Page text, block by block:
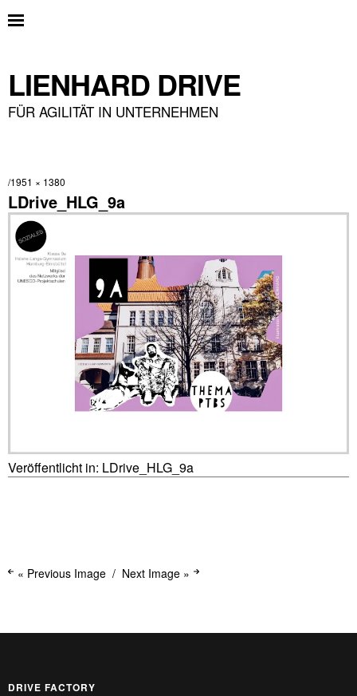
LIENHARD DRIVE
FÜR AGILITÄT IN UNTERNEHMEN
1951 × 1380
LDrive_HLG_9a
Veröffentlicht in: LDrive_HLG_9a
« Previous Image Next Image »
DRIVE FACTORY